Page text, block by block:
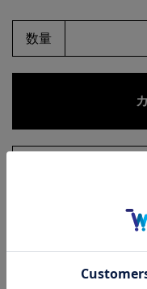
数量
お気に入りに追加
商品・在庫について